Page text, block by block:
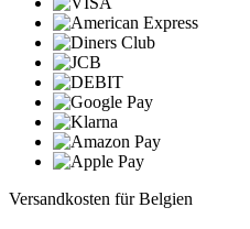
Versandkosten für Belgien